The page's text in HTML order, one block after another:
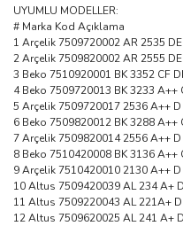
UYUMLU MODELLER:
# Marka Kod Açıklama
1 Arçelik 7509720002 AR 2535
2 Arçelik 7509820002 AR 2555
3 Beko 7510920001 BK 3352 CF
4 Beko 7509720013 BK 3233 A++
5 Arçelik 7509720017 2536 A++ D
6 Beko 7509820012 BK 3288 A++
7 Arçelik 7509820014 2556 A++ D
8 Beko 7510420008 BK 3136 A++
9 Arçelik 7510420010 2130 A++
10 Altus 7509420039 AL 234 A+
11 Altus 7509220043 AL 221A+
12 Altus 7509620025 AL 241 A+